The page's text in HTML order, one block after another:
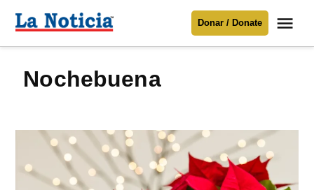
Para mantenerte informado necesitamos
contenido
Noticia
Donar / Donate
Nochebuena